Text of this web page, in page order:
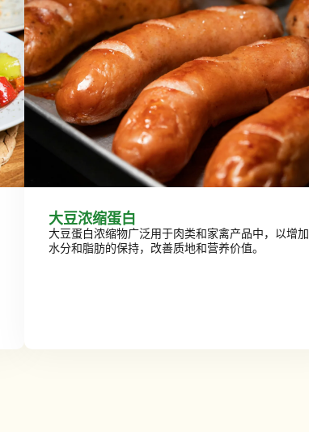
大豆浓缩蛋白
大豆蛋白浓缩物广泛用于肉类和家禽产品中，以增加
水分和脂肪的保持，改善质地和营养价值。